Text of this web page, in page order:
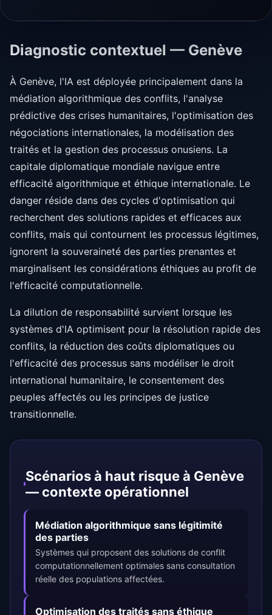
Diagnostic contextuel — Genève
À Genève, l'IA est déployée principalement dans la
médiation algorithmique des conflits, l'analyse
prédictive des crises humanitaires, l'optimisation des
négociations internationales, la modélisation des
traités et la gestion des processus onusiens. La
capitale diplomatique mondiale navigue entre
efficacité algorithmique et éthique internationale. Le
danger réside dans des cycles d'optimisation qui
recherchent des solutions rapides et efficaces aux
conflits, mais qui contournent les processus légitimes,
ignorent la souveraineté des parties prenantes et
marginalisent les considérations éthiques au profit de
l'efficacité computationnelle.
La dilution de responsabilité survient lorsque les
systèmes d'IA optimisent pour la résolution rapide des
conflits, la réduction des coûts diplomatiques ou
l'efficacité des processus sans modéliser le droit
international humanitaire, le consentement des
peuples affectés ou les principes de justice
transitionnelle.
Scénarios à haut risque à Genève
— contexte opérationnel
Médiation algorithmique sans légitimité
des parties
Systèmes qui proposent des solutions de conflit
computationnellement optimales sans consultation
réelle des populations affectées.
Optimisation des traités sans éthique